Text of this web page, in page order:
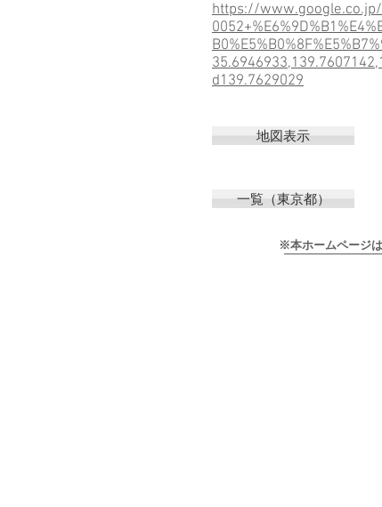
https://
d139.7629029
地図表示
一覧（東京都）
※本ホームページ